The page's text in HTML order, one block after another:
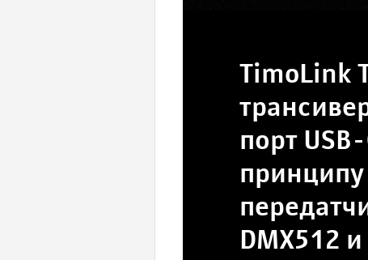
TimoLink
порт
DMX512